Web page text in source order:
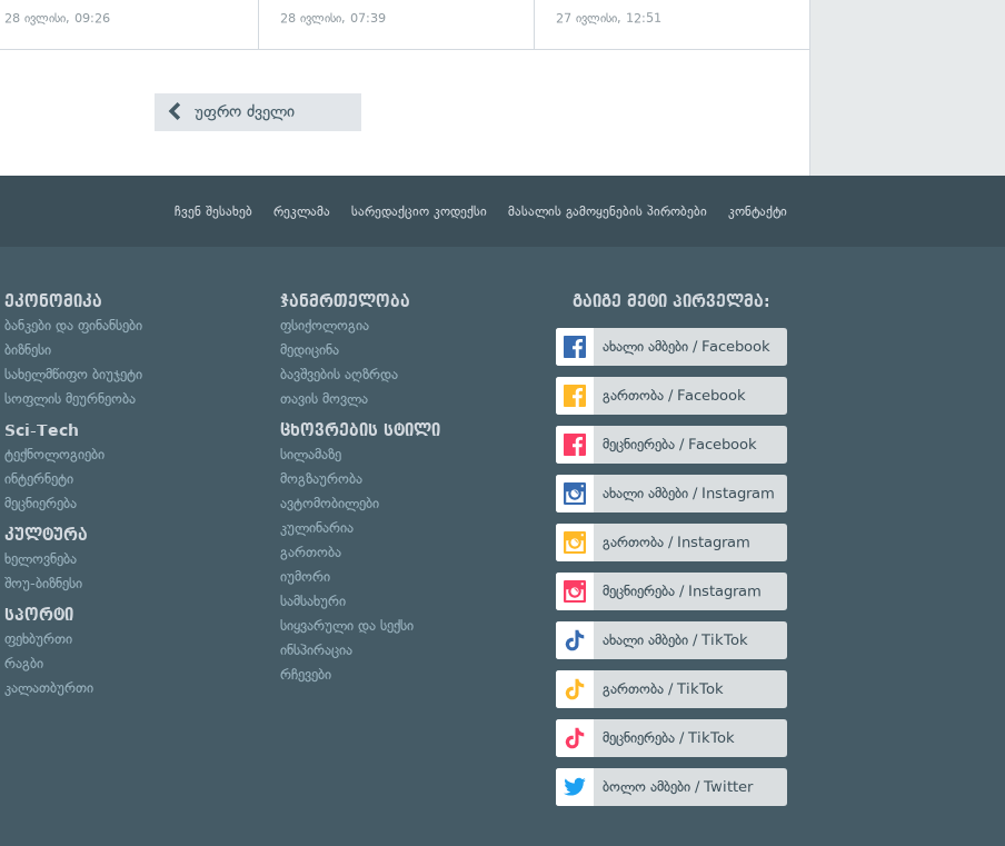
28 ივლისი, 09:26 28 ივლისი, 07:39 27 ივლისი, 12:51
უფრო ძველი
ჩვენ შესახებ რეკლამა სარედაქციო კოდექსი მასალის გამოყენების პირობები კონტაქტი
ეკონომიკა
ბანკები და ფინანსები
ბიზნესი
სახელმწიფო ბიუჯეტი
სოფლის მეურნეობა
Sci-Tech
ტექნოლოგიები
ინტერნეტი
მეცნიერება
კულტურა
ხელოვნება
შოუ-ბიზნესი
სპორტი
ფეხბურთი
რაგბი
კალათბურთი
ჯანმრთელობა
ფსიქოლოგია
მედიცინა
ბავშვების აღზრდა
თავის მოვლა
ცხოვრების სტილი
სილამაზე
მოგზაურობა
ავტომობილები
კულინარია
გართობა
იუმორი
სამსახური
სიყვარული და სექსი
ინსპირაცია
რჩევები
გაიგე მეტი პირველმა:
ახალი ამბები / Facebook
გართობა / Facebook
მეცნიერება / Facebook
ახალი ამბები / Instagram
გართობა / Instagram
მეცნიერება / Instagram
ახალი ამბები / TikTok
გართობა / TikTok
მეცნიერება / TikTok
ბოლო ამბები / Twitter